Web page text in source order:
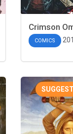
Crimson
COMICS